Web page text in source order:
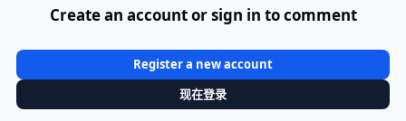
Create an account or sign in to comment
Register a new account
现在登录